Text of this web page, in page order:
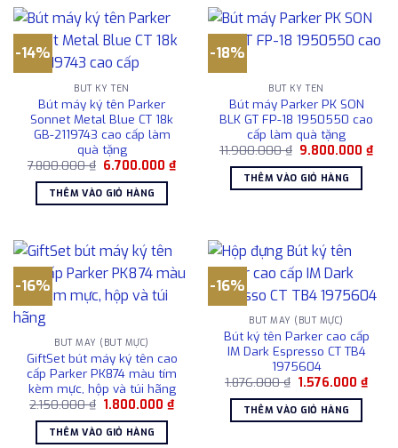
-14%
BÚT KÝ TÊN
Bút máy ký tên Parker
Sonnet Metal Blue CT 18k
GB-2119743 cao cấp làm
quà tặng
7.800.000₫ Giá
là:
7.800.000 ₫.
6.700.000₫Giá
hiện
THÊM VÀO GIỎ HÀNG
-18%
BÚT KÝ TÊN
Bút máy Parker PK SON
BLK GT FP-18 1950550 cao
cấp làm quà tặng
11.900.000₫ Giá
là:
11.900.000 ₫.
9.800.000₫Giá
hiện
THÊM VÀO GIỎ HÀNG
-16%
BÚT MÁY (BÚT MỰC)
GiftSet bút máy ký tên cao
cấp Parker PK874 màu tím
kèm mực, hộp và túi hãng
2.150.000₫ Giá
là:
2.150.000 ₫.
1.800.000₫Giá
hiện
THÊM VÀO GIỎ HÀNG
-16%
BÚT MÁY (BÚT MỰC)
Bút ký tên Parker cao cấp
IM Dark Espresso CT TB4
1975604
1.876.000₫ Giá
là:
1.876.000 ₫.
1.576.000₫Giá
hiện
THÊM VÀO GIỎ HÀNG